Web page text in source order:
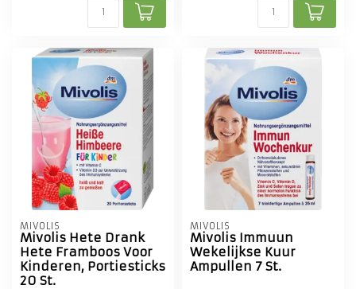
MIVOLIS
Mivolis Hete Drank
Hete Framboos Voor
Kinderen, Portiesticks
20 St.
MIVOLIS
Mivolis Immuun
Wekelijkse Kuur
Ampullen 7 St.